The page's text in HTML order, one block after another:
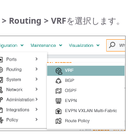
Routing > VRFを選択します。